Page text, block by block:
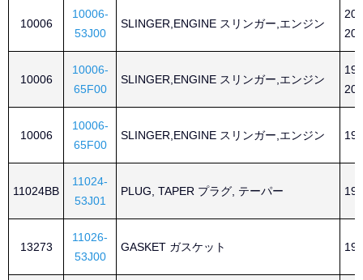
10006
10006-
53J00
SLINGER,ENGINE スリンガー,エンジン
10006
10006-
65F00
SLINGER,ENGINE スリンガー,エンジン
10006
10006-
65F00
SLINGER,ENGINE スリンガー,エンジン
11024BB
11024-
53J01
PLUG, TAPER プラグ, テーパー
13273
11026-
53J00
GASKET ガスケット